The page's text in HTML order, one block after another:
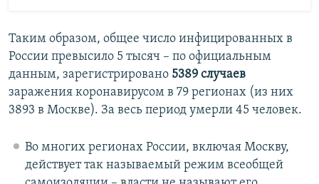
Таким образом, общее число инфицированных в
России превысило 5 тысяч – по официальным
данным, зарегистрировано 5389 случаев
заражения коронавирусом в 79 регионах (из них
3893 в Москве). За весь период умерли 45 человек.
Во многих регионах России, включая Москву,
действует так называемый режим всеобщей